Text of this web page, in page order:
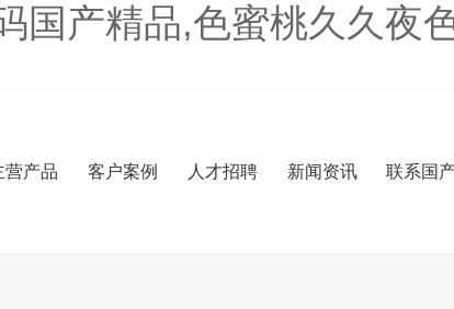
国产精品,色蜜桃久久夜
营产品 客户案例 人才招聘 新闻资讯 联系国